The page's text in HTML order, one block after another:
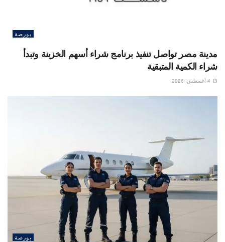
بورصة
مدينة مصر تواصل تنفيذ برنامج شراء أسهم الخزينة وتبدأ
شراء الكمية المتبقية
بورصة